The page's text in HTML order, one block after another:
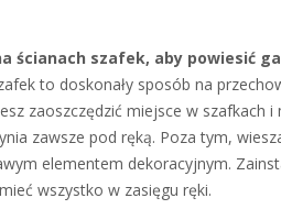
ścianach szafek, aby powiesić
to doskonały sposób na
zaoszczędzić miejsce w szafkach i
zawsze pod ręką. Poza tym,
elementem dekoracyjnym.
wszystko w zasięgu ręki.